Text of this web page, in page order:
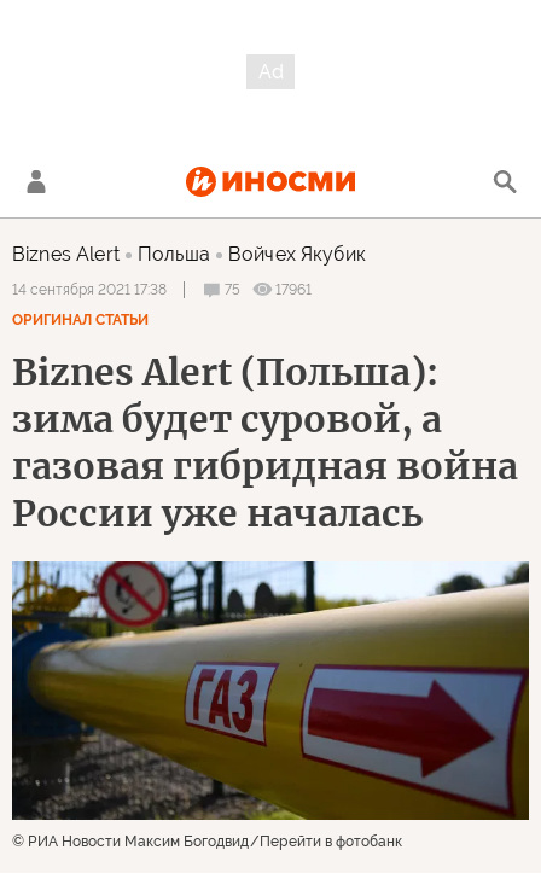
Biznes Alert Польша Войчех Якубик
14 сентября 2021 17:38 75
17961
ОРИГИНАЛ СТАТЬИ
Biznes Alert (Польша):
зима будет суровой, а
газовая гибридная война
России уже началась
© РИА Новости Максим Богодвид Перейти в фотобанк